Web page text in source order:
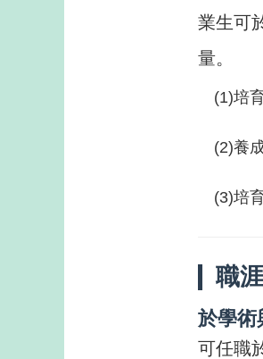
業生可
量。
(1)培
(2)養
(3)培
職
於學術
可任職